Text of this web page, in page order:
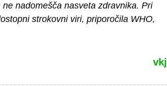
nadomešča nasveta zdravnika. Pri
strokovni viri, priporočila WHO,
vkj